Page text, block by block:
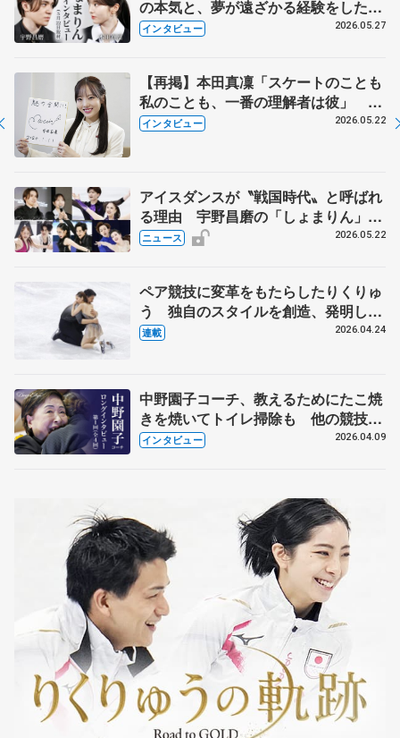
の本気と、夢が遠ざかる経験をした本
田真凜の覚悟
インタビュー 2026.05.27
【再掲】本田真凜「スケートのことも
私のことも、一番の理解者は彼」 引
退時の単独インタビューで語った競技
インタビュー 2026.05.22
アイスダンスが〝戦国時代〟と呼ばれ
る理由 宇野昌磨の「しょまりん」ら
実力者が相次いで参戦 国内の競争激
ニュース 2026.05.22
ペア競技に変革をもたらしたりくりゅ
う 独自のスタイルを創造、発明した
【引退発表後②】
連載 2026.04.24
中野園子コーチ、教えるためにたこ焼
きを焼いてトイレ掃除も 他の競技に
も通用するという坂本花織の筋肉
インタビュー 2026.04.09